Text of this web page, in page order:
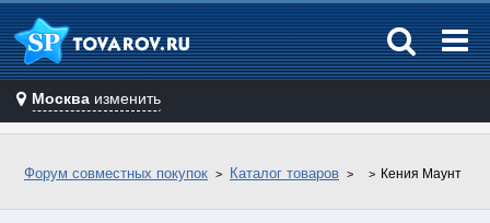
Москва изменить
Форум совместных покупок Каталог товаров Кения Маунт